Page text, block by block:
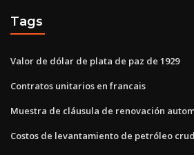
Tags
Valor de dólar de plata de paz de 1929
Contratos unitarios en francais
Muestra de cláusula de renovación
Costos de levantamiento de petróleo